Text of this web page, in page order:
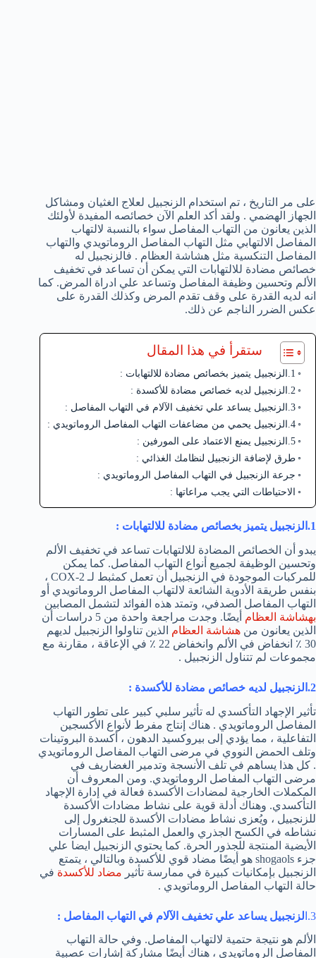
على مر التاريخ ، تم استخدام الزنجبيل لعلاج الغثيان ومشاكل
الجهاز الهضمي . ولقد أكد العلم الآن خصائصه المفيدة لأولئك
الذين يعانون من التهاب المفاصل سواء بالنسبة لالتهاب
المفاصل الالتهابي مثل التهاب المفاصل الروماتويدي والتهاب
المفاصل التنكسية مثل هشاشة العظام . فالزنجبيل له
خصائص مضادة للالتهابات التي يمكن أن تساعد في تخفيف
الألم وتحسين وظيفة المفاصل وتساعد علي ادراة المرض. كما
انه لديه القدرة على وقف تقدم المرض وكذلك القدرة على
عكس الضرر الناجم عن ذلك.
ستقرأ في هذا المقال
1.الزنجبيل يتميز بخصائص مضادة للالتهابات :
2.الزنجبيل لديه خصائص مضادة للأكسدة :
3.الزنجبيل يساعد علي تخفيف الآلام في التهاب المفاصل :
4.الزنجبيل يحمي من مضاعفات التهاب المفاصل الروماتويدي :
5.الزنجبيل يمنع الاعتماد على المورفين :
طرق لإضافة الزنجبيل لنظامك الغذائي :
جرعة الزنجبيل في التهاب المفاصل الروماتويدي :
الاحتياطات التي يجب مراعاتها :
1.الزنجبيل يتميز بخصائص مضادة للالتهابات :
يبدو أن الخصائص المضادة للالتهابات تساعد في تخفيف الألم
وتحسين الوظيفة لجميع أنواع التهاب المفاصل. كما يمكن
للمركبات الموجودة في الزنجبيل أن تعمل كمثبط لـ COX-2 ،
بنفس طريقة الأدوية الشائعة لالتهاب المفاصل الروماتويدي أو
التهاب المفاصل الصدفي، وتمتد هذه الفوائد لتشمل المصابين
بهشاشة العظام
أيضًا. وجدت مراجعة واحدة من 5 دراسات أن
الذين يعانون من هشاشة العظام الذين تناولوا الزنجبيل لديهم
30 ٪ انخفاض في الألم وانخفاض 22 ٪ في الإعاقة ، مقارنة مع
مجموعات لم تتناول الزنجبيل .
2.الزنجبيل لديه خصائص مضادة للأكسدة
:
تأثير الإجهاد التأكسدي له تأثير سلبي كبير على تطور التهاب
المفاصل الروماتويدي . هناك إنتاج مفرط لأنواع الأكسجين
التفاعلية ، مما يؤدي إلى بيروكسيد الدهون ، أكسدة البروتينات
وتلف الحمض النووي في مرضى التهاب المفاصل الروماتويدي
. كل هذا يساهم في تلف الأنسجة وتدمير الغضاريف في
مرضى التهاب المفاصل الروماتويدي. ومن المعروف أن
المكملات الخارجية لمضادات الأكسدة فعالة في إدارة الإجهاد
التأكسدي. وهناك أدلة قوية على نشاط مضادات الأكسدة
للزنجبيل ، ويُعزى نشاط مضادات الأكسدة للجنغرول إلى
نشاطه في الكسح الجذري والعمل المثبط على المسارات
الأيضية المنتجة للجذور الحرة. كما يحتوي الزنجبيل ايضا علي
جزء shogaols هو أيضًا مضاد قوي للأكسدة وبالتالي ، يتمتع
الزنجبيل بإمكانيات كبيرة في ممارسة تأثير مضاد للأكسدة في
حالة التهاب المفاصل الروماتويدي .
3.ا لزنجبيل يساعد علي تخفيف الآلام في التهاب المفاصل :
الألم هو نتيجة حتمية لالتهاب المفاصل. وفي حالة التهاب
المفاصل الروماتويدي ، هناك أيضًا مشاركة إشارات عصبية